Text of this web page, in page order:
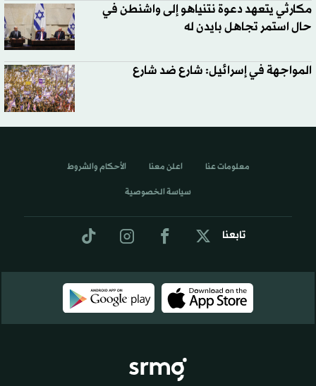
مكارثي يتعهد دعوة نتنياهو إلى واشنطن في
حال استمر تجاهل بايدن له
المواجهة في إسرائيل: شارع ضد شارع
تابعنا
معلومات عنا اعلن معنا الأحكام والشروط
سياسة الخصوصية